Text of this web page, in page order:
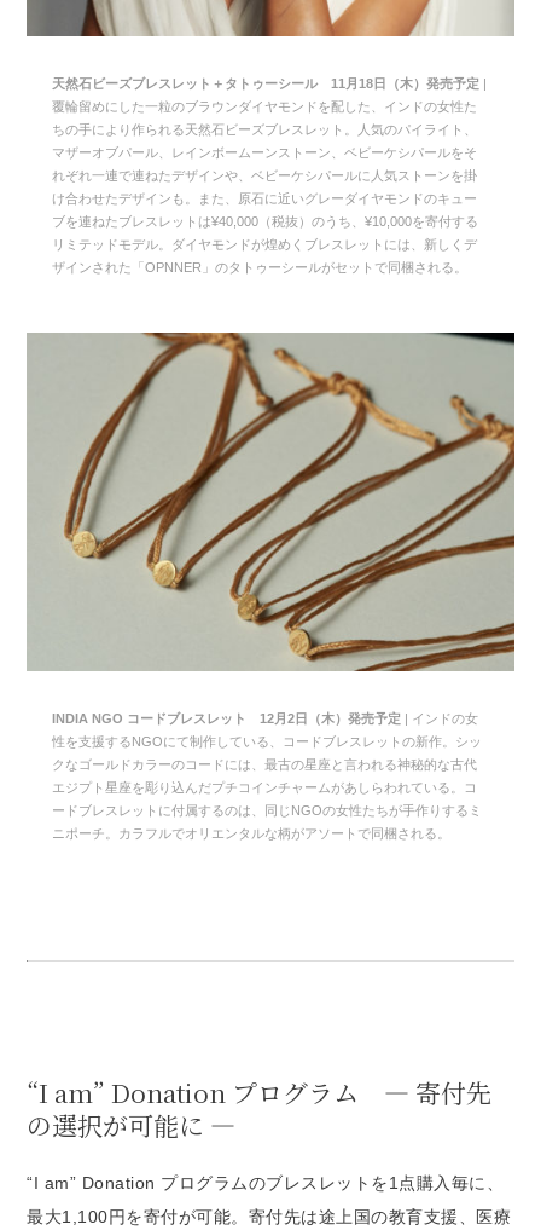
天然石ビーズブレスレット＋タトゥーシール 11月18日（木）発売予定 |
覆輪留めにした一粒のブラウンダイヤモンドを配した、インドの女性た
ちの手により作られる天然石ビーズブレスレット。人気のパイライト、
マザーオブパール、レインボームーンストーン、ベビーケシパールをそ
れぞれ一連で連ねたデザインや、ベビーケシパールに人気ストーンを掛
け合わせたデザインも。また、原石に近いグレーダイヤモンドのキュー
ブを連ねたブレスレットは¥40,000（税抜）のうち、¥10,000を寄付する
リミテッドモデル。ダイヤモンドが煌めくブレスレットには、新しくデ
ザインされた「OPNNER」のタトゥーシールがセットで同梱される。
INDIA NGO コードブレスレット 12月2日（木）発売予定 | インドの女
性を支援するNGOにて制作している、コードブレスレットの新作。シッ
クなゴールドカラーのコードには、最古の星座と言われる神秘的な古代
エジプト星座を彫り込んだプチコインチャームがあしらわれている。コ
ードブレスレットに付属するのは、同じNGOの女性たちが手作りするミ
ニポーチ。カラフルでオリエンタルな柄がアソートで同梱される。
“I am” Donation プログラム — 寄付先
の選択が可能に —
“I am” Donation プログラムのブレスレットを1点購入毎に、
最大1,100円を寄付が可能。寄付先は途上国の教育支援、医療